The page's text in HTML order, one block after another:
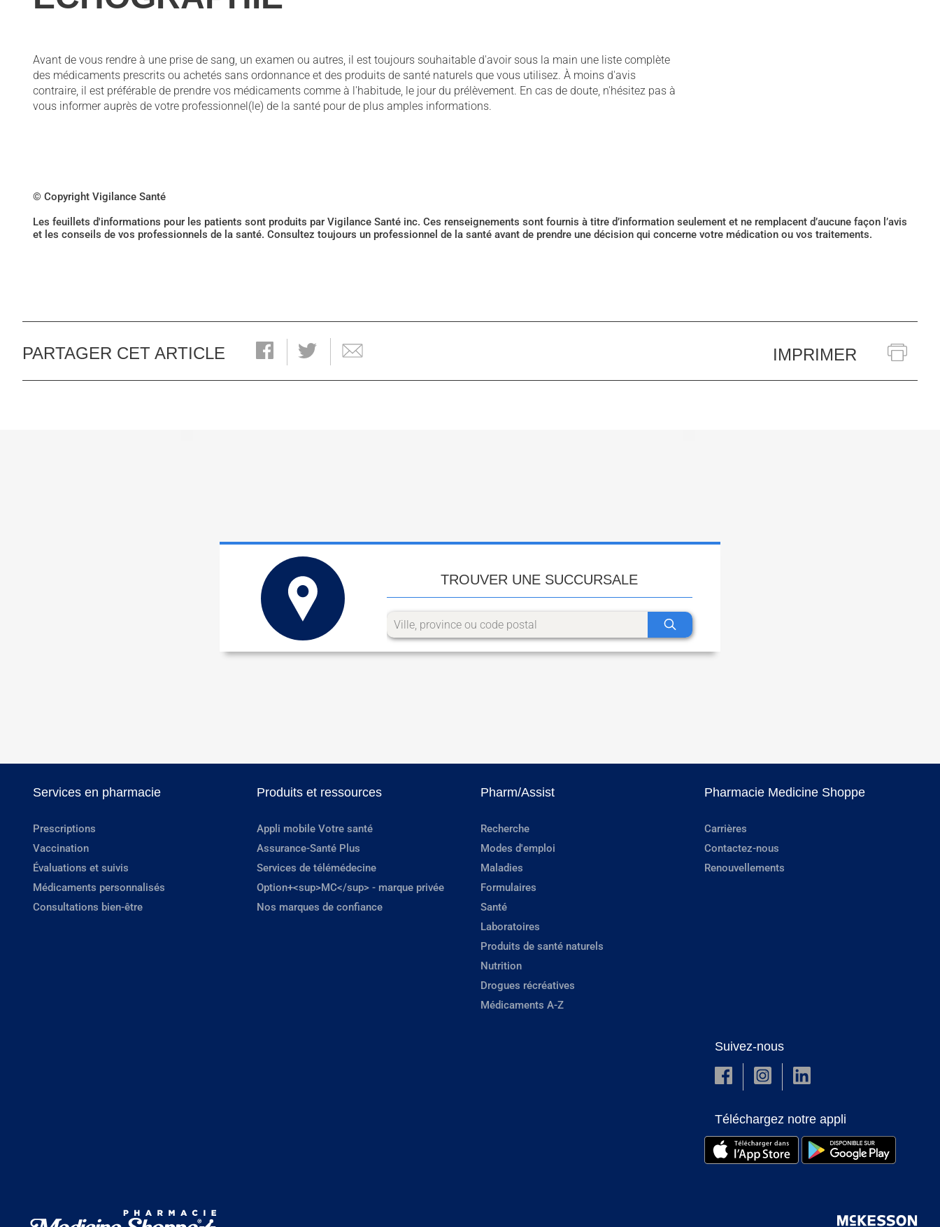
Avant de vous rendre à une prise de sang, un examen ou autres, il est toujours souhaitable d'avoir sous la main une liste complète
des médicaments prescrits ou achetés sans ordonnance et des produits de santé naturels que vous utilisez. À moins d'avis
contraire, il est préférable de prendre vos médicaments comme à l'habitude, le jour du prélèvement. En cas de doute, n'hésitez pas à
vous informer auprès de votre professionnel(le) de la santé pour de plus amples informations.
© Copyright Vigilance Santé
Les feuillets d'informations pour les patients sont produits par Vigilance Santé inc. Ces renseignements sont fournis à titre d’information seulement et ne remplacent d’aucune façon l’avis
et les conseils de vos professionnels de la santé. Consultez toujours un professionnel de la santé avant de prendre une décision qui concerne votre médication ou vos traitements.
PARTAGER CET ARTICLE IMPRIMER
TROUVER UNE SUCCURSALE
Services en pharmacie
Prescriptions
Vaccination
Évaluations et suivis
Médicaments personnalisés
Consultations bien-être
Produits et ressources
Appli mobile Votre santé
Assurance-Santé Plus
Services de télémédecine
Option+<sup>MC</sup> - marque privée
Nos marques de confiance
Pharm/Assist
Recherche
Modes d'emploi
Maladies
Formulaires
Santé
Laboratoires
Produits de santé naturels
Nutrition
Drogues récréatives
Médicaments A-Z
Pharmacie Medicine Shoppe
Carrières
Contactez-nous
Renouvellements
Suivez-nous
Téléchargez notre appli